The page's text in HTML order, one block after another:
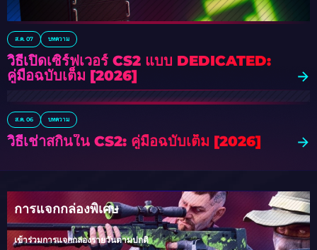
ส.ค. 07 บทความ
วิธีเปิดเซิร์ฟเวอร์ CS2 แบบ DEDICATED:
คู่มือฉบับเต็ม [2026]
ส.ค. 06 บทความ
วิธีเช่าสกินใน CS2: คู่มือฉบับเต็ม [2026]
การแจกกล่องพิเศษ
เข้าร่วมการแจกกล่องรายวันตามปกติ